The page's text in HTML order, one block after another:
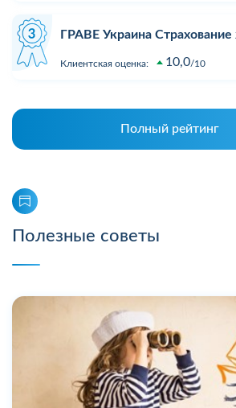
ГРАВЕ Украина Страхование
Клиентская оценка: 10,0 10
Полный рейтинг
Полезные советы